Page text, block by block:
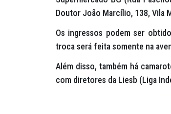
Doutor João Marcílio, 138, Vila
Os ingressos podem ser
troca será feita somente na
Além disso, também há
com diretores da Liesb (Liga